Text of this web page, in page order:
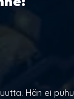
Hän ei puhu